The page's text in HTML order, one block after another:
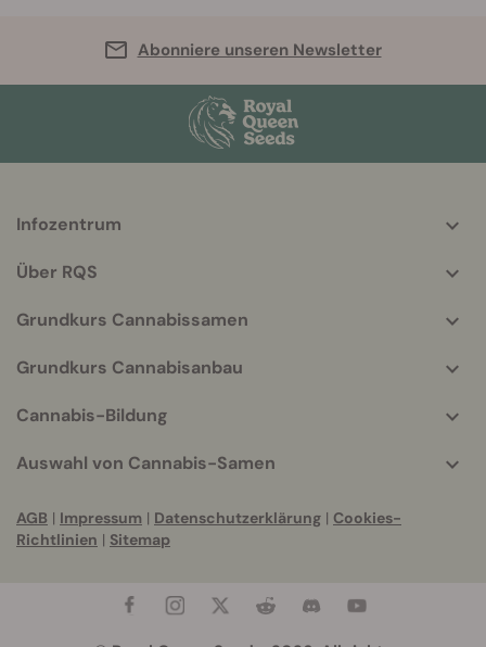
Abonniere unseren Newsletter
More
info
Infozentrum
Über RQS
Grundkurs Cannabissamen
Grundkurs Cannabisanbau
Cannabis-Bildung
Auswahl von Cannabis-Samen
AGB | Impressum | Datenschutzerklärung | Cookies-
Richtlinien | Sitemap